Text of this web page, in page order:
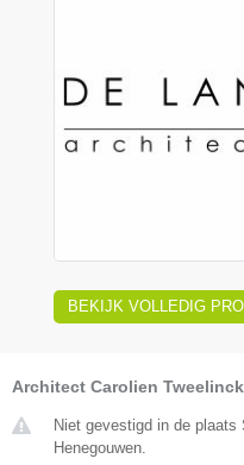
BEKIJK VOLLEDIG
Architect Carolien
Niet gevestigd in de
Henegouwen.